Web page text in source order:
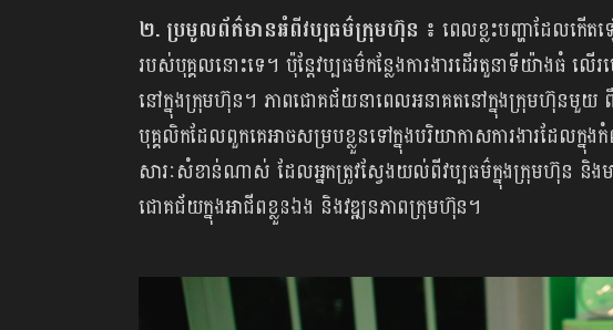
២. ប្រមូលព័ត៌មានអំពីវប្បធម៌ក្រុមហ៊ុន ៖ ពេលខ្លះបញ្ហាដែលកើ
របស់បុគ្គលនោះទេ។ ប៉ុន្តែវប្បធម៌កន្លែងការងារដើរតួ​នាទីយ៉ាងធំ
នៅក្នុងក្រុមហ៊ុន។ ភាពជោគជ័យនាពេលអនាគតនៅក្នុងក្រុមហ៊ុនមួយ
បុគ្គលិកដែលពួកគេអាចសម្របខ្លួនទៅក្នុងបរិយាកាសការងារដែលក្នុងកំ
សារៈសំខាន់ណាស់ ដែលអ្នកត្រូវស្វែងយល់ពីវប្បធម៌ក្នុងក្រុមហ៊ុន និងម
ជោគជ័យក្នុងអាជីពខ្លួនឯង និងវឌ្ឍនភាពក្រុមហ៊ុន។